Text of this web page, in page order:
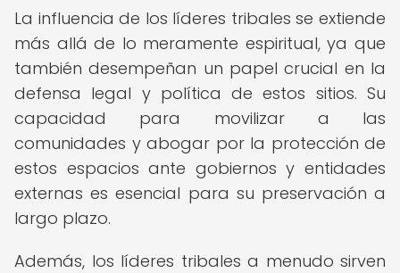
La influencia de los líderes tribales se extiende
más allá de lo meramente espiritual, ya que
también desempeñan un papel crucial en la
defensa legal y política de estos sitios. Su
capacidad para movilizar a las
comunidades y abogar por la protección de
estos espacios ante gobiernos y entidades
externas es esencial para su preservación a
largo plazo.
Además, los líderes tribales a menudo sirven